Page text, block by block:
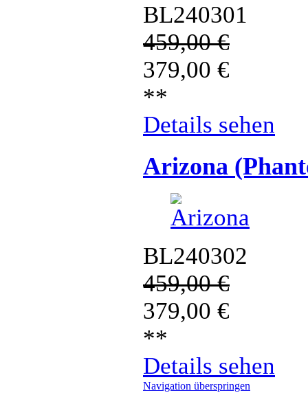
BL240301
459,00€
379,00 €
**
Details sehen
Arizona
BL240302
459,00€
379,00 €
**
Details sehen
Navigation überspringen